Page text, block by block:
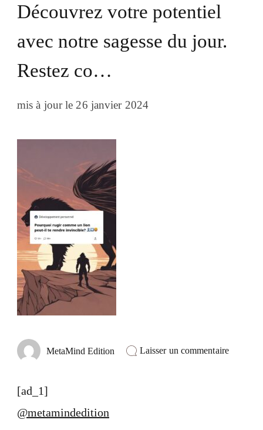
Découvrez votre potentiel
avec notre sagesse du jour.
Restez co…
mis à jour le 26 janvier 2024
MetaMind Edition Laisser un commentairesur
[ad_1]
@metamindedition